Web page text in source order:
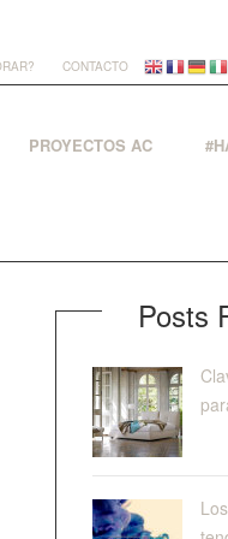
CONTACTO
PROYECTOS AC
Posts